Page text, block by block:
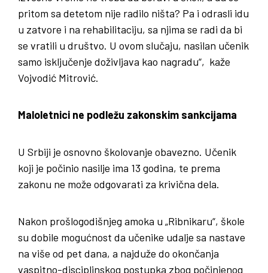
pritom sa detetom nije radilo ništa? Pa i odrasli idu
u zatvore i na rehabilitaciju, sa njima se radi da bi
se vratili u društvo. U ovom slučaju, nasilan učenik
samo isključenje doživljava kao nagradu“, kaže
Vojvodić Mitrović.
Maloletnici ne podležu zakonskim sankcijama
U Srbiji je osnovno školovanje obavezno. Učenik
koji je počinio nasilje ima 13 godina, te prema
zakonu ne može odgovarati za krivična dela.
Nakon prošlogodišnjeg amoka u „Ribnikaru“, škole
su dobile mogućnost da učenike udalje sa nastave
na više od pet dana, a najduže do okončanja
vaspitno-disciplinskog postupka zbog počinjenog